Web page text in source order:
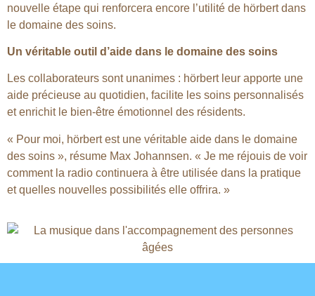
nouvelle étape qui renforcera encore l’utilité de hörbert dans
le domaine des soins.
Un véritable outil d’aide dans le domaine des soins
Les collaborateurs sont unanimes : hörbert leur apporte une
aide précieuse au quotidien, facilite les soins personnalisés
et enrichit le bien-être émotionnel des résidents.
« Pour moi, hörbert est une véritable aide dans le domaine
des soins », résume Max Johannsen. « Je me réjouis de voir
comment la radio continuera à être utilisée dans la pratique
et quelles nouvelles possibilités elle offrira. »